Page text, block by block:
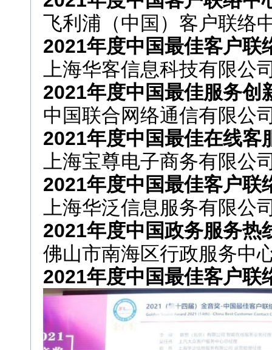
飞利浦（中国）客户联络
2021年度中国最佳客户联
上海华客信息科技有限公
2021年度中国最佳服务创
中国联合网络通信有限公
2021年度中国最佳在线客
上海宝尊电子商务有限公
2021年度中国最佳客户联
上海华泛信息服务有限公
2021年度中国政务服务热
佛山市南海区行政服务中
2021年度中国最佳客户联